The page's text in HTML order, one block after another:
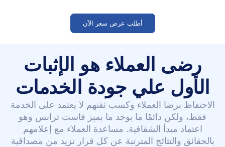
أطلب عرض سعر الآن
رضى العملاء هو الإثبات
الأول علي جودة الخدمات
الاحتفاظ برضا العملاء وكسب ثقتهم لا يعتمد على الخدمة
فقط، ولكن دائمًا ما يوجد ما يميز فاست ترانس وهو
اعتماد مبدأ الشفافية. مساعدة العملاء مع إعلامهم
بالحقائق والنتائج المترتبة عن كل قرار تزيد من مصداقية